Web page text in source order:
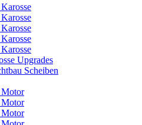
Upgrades
Scheiben
Motor
Motor
Motor